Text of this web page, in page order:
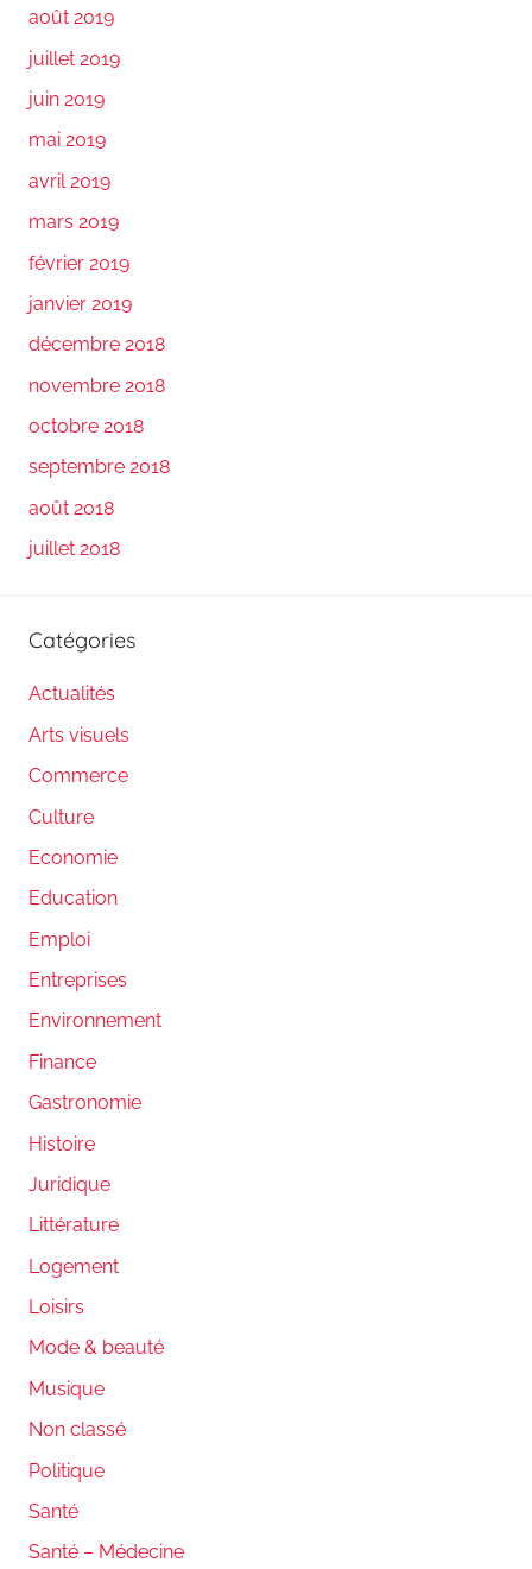
août 2019
juillet 2019
juin 2019
mai 2019
avril 2019
mars 2019
février 2019
janvier 2019
décembre 2018
novembre 2018
octobre 2018
septembre 2018
août 2018
juillet 2018
Catégories
Actualités
Arts visuels
Commerce
Culture
Economie
Education
Emploi
Entreprises
Environnement
Finance
Gastronomie
Histoire
Juridique
Littérature
Logement
Loisirs
Mode & beauté
Musique
Non classé
Politique
Santé
Santé – Médecine